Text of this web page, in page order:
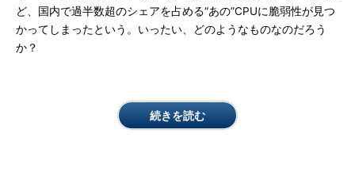
ど、国内で過半数超のシェアを占める“あの”CPUに脆弱性が見つ
かってしまったという。いったい、どのようなものなのだろう
か？
続きを読む